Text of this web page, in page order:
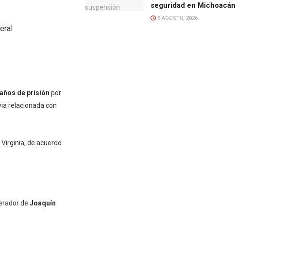
de prisión por
relacionada con
de acuerdo
de Joaquín
seguridad en Michoacán
5 AGOSTO, 2026